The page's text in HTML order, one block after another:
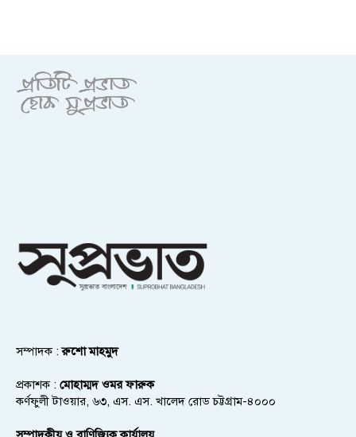
সম্পাদক :রুশো মাহমুদ
প্রকাশক : মোহাম্মদ ওমর ফারুক
কর্ণফুলী টাওয়ার, ৬৩, এস. এস. খালেদ রোড চট্টগ্রাম-৪০০০